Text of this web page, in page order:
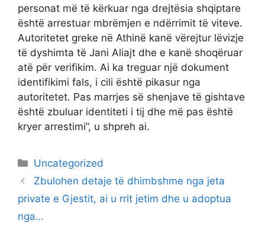
personat më të kërkuar nga drejtësia shqiptare
është arrestuar mbrëmjen e ndërrimit të viteve.
Autoritetet greke në Athinë kanë vërejtur lëvizje
të dyshimta të Jani Aliajt dhe e kanë shoqëruar
atë për verifikim. Ai ka treguar një dokument
identifikimi fals, i cili është pikasur nga
autoritetet. Pas marrjes së shenjave të gishtave
është zbuluar identiteti i tij dhe më pas është
kryer arrestimi”, u shpreh ai.
Categories
Uncategorized
Zbulohen detaje të dhimbshme nga jeta
private e Gjestit, ai u rrit jetim dhe u adoptua
nga…